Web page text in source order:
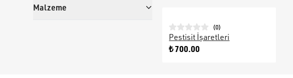
Malzeme
(0)
Pestisit İşaretleri
₺ 700.00